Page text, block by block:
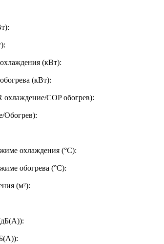
(кВт):
(кВт):
COP обогрев):
Обогрев):
охлаждения (°C):
обогрева (°C):
(м²):